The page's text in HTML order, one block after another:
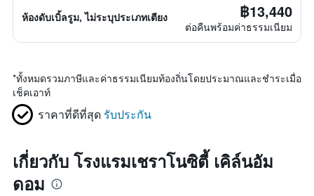
ห้องดับเบิ้ลรูม, ไม่ระบุประเภทเตียง ฿13,440
ต่อคืนพร้อมค่าธรรมเนียม
*ทั้งหมดรวมภาษีและค่าธรรมเนียมท้องถิ่นโดยประมาณและชำระเมื่อ
เช็คเอาท์
ราคาที่ดีที่สุด รับประกัน
เกี่ยวกับ โรงแรมเชราโนซิตี้ เคิล์นอัม
ดอม